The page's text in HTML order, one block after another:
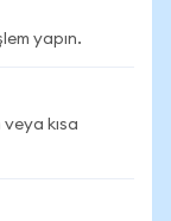
yapın.
kısa